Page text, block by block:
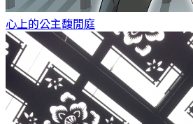
心上的公主馥閒庭